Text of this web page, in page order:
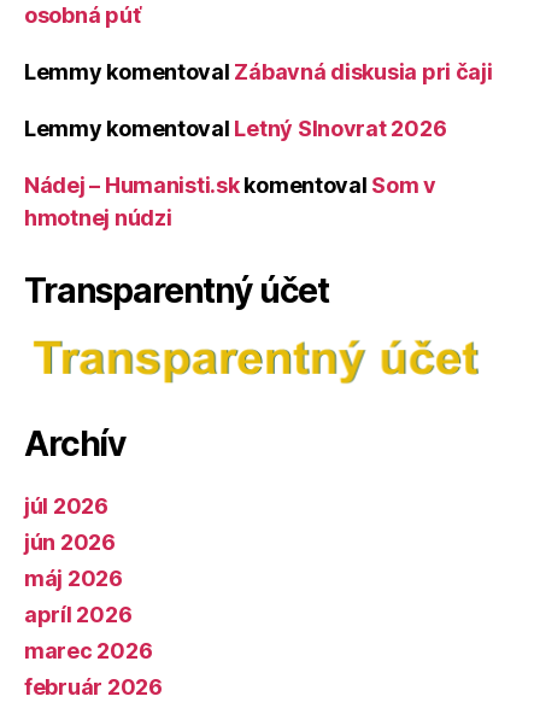
osobná púť
Lemmy komentoval Zábavná diskusia pri čaji
Lemmy komentoval Letný Slnovrat 2026
Nádej – Humanisti.skkomentoval Som v
hmotnej núdzi
Transparentný účet
Archív
júl 2026
jún 2026
máj 2026
apríl 2026
marec 2026
február 2026